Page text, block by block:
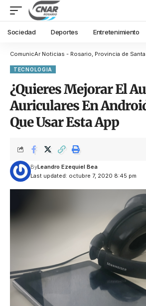
Sociedad Deportes Entretenimiento
ComunicAr Noticias - Rosario, Provincia de Santa
TECNOLOGIA
¿Quieres Mejorar El
Auriculares En
Que Usar Esta App
Last updated: octubre 7, 2020 8:45 pm
ByLeandro Ezequiel Bea